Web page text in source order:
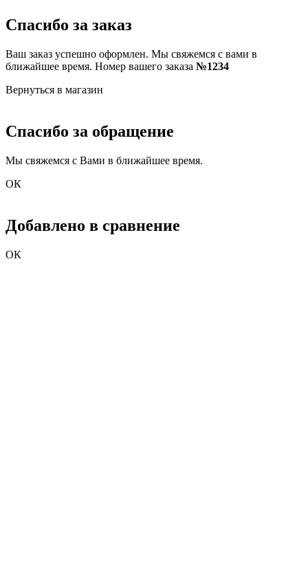
Спасибо за заказ
Ваш заказ успешно оформлен. Мы свяжемся с вами в
ближайшее время. Номер вашего заказа №1234
Вернуться в магазин
Спасибо за обращение
Мы свяжемся с Вами в ближайшее время.
ОК
Добавлено в сравнение
ОК